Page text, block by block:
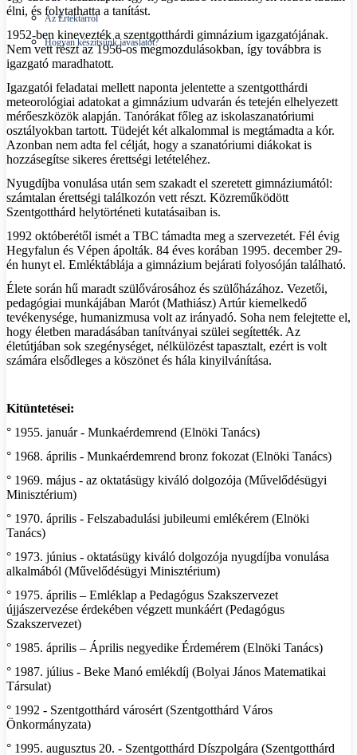
Az Értéktárról
Hogyan készítsünk javaslatot?
élni, és folytathatta a tanítást.
1952-ben kinevezték a szentgotthárdi gimnázium igazgatójának.
Nem vett részt az 1956-os megmozdulásokban, így továbbra is
igazgató maradhatott.
Igazgatói feladatai mellett naponta jelentette a szentgotthárdi
meteorológiai adatokat a gimnázium udvarán és tetején elhelyezett
mérőeszközök alapján. Tanórákat főleg az iskolaszanatóriumi
osztályokban tartott. Tüdejét két alkalommal is megtámadta a kór.
Azonban nem adta fel célját, hogy a szanatóriumi diákokat is
hozzásegítse sikeres érettségi letételéhez.
Nyugdíjba vonulása után sem szakadt el szeretett gimnáziumától:
számtalan érettségi találkozón vett részt. Közreműködött
Szentgotthárd helytörténeti kutatásaiban is.
1992 októberétől ismét a TBC támadta meg a szervezetét. Fél évig
Hegyfalun és Vépen ápolták. 84 éves korában 1995. december 29-
én hunyt el. Emléktáblája a gimnázium bejárati folyosóján található.
Élete során hű maradt szülővárosához és szülőházához. Vezetői,
pedagógiai munkájában Marót (Mathiász) Artúr kiemelkedő
tevékenysége, humanizmusa volt az irányadó. Soha nem felejtette el,
hogy életben maradásában tanítványai szülei segítették. Az
életútjában sok szegénységet, nélkülözést tapasztalt, ezért is volt
számára elsődleges a köszönet és hála kinyilvánítása.
Kitüntetései:
° 1955. január - Munkaérdemrend (Elnöki Tanács)
° 1968. április - Munkaérdemrend bronz fokozat (Elnöki Tanács)
° 1969. május - az oktatásügy kiváló dolgozója (Művelődésügyi
Minisztérium)
° 1970. április - Felszabadulási jubileumi emlékérem (Elnöki
Tanács)
° 1973. június - oktatásügy kiváló dolgozója nyugdíjba vonulása
alkalmából (Művelődésügyi Minisztérium)
° 1975. április – Emléklap a Pedagógus Szakszervezet
újjászervezése érdekében végzett munkáért (Pedagógus
Szakszervezet)
° 1985. április – Április negyedike Érdemérem (Elnöki Tanács)
° 1987. július - Beke Manó emlékdíj (Bolyai János Matematikai
Társulat)
° 1992 - Szentgotthárd városért (Szentgotthárd Város
Önkormányzata)
° 1995. augusztus 20. - Szentgotthárd Díszpolgára (Szentgotthárd